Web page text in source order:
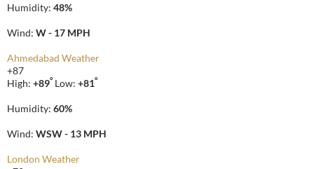
Humidity: 48%
Wind: W - 17 MPH
Ahmedabad Weather
+87
High: +89° Low: +81°
Humidity: 60%
Wind: WSW - 13 MPH
London Weather